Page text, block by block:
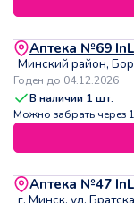
Аптека №69
Минский район,
Годен до 04.12.2026
В наличии 1 шт.
Можно забрать через
Аптека №47